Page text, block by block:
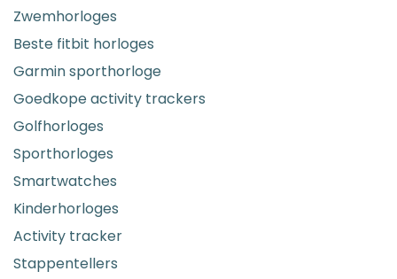
Zwemhorloges
Beste fitbit horloges
Garmin sporthorloge
Goedkope activity trackers
Golfhorloges
Sporthorloges
Smartwatches
Kinderhorloges
Activity tracker
Stappentellers